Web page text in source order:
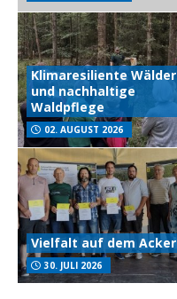
Klimaresiliente Wälder
und nachhaltige
Waldpflege
02. AUGUST 2026
Vielfalt auf dem Acker
30. JULI 2026